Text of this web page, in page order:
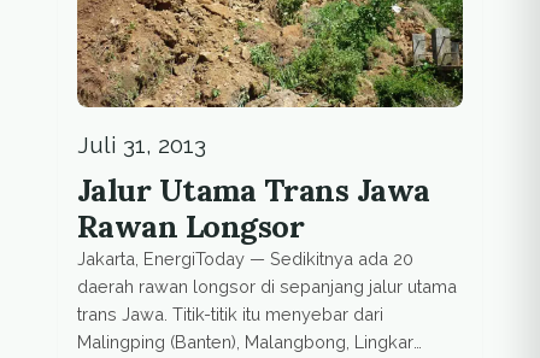
Juli 31, 2013
Jalur Utama Trans Jawa
Rawan Longsor
Jakarta, EnergiToday — Sedikitnya ada 20
daerah rawan longsor di sepanjang jalur utama
trans Jawa. Titik-titik itu menyebar dari
Malingping (Banten), Malangbong, Lingkar